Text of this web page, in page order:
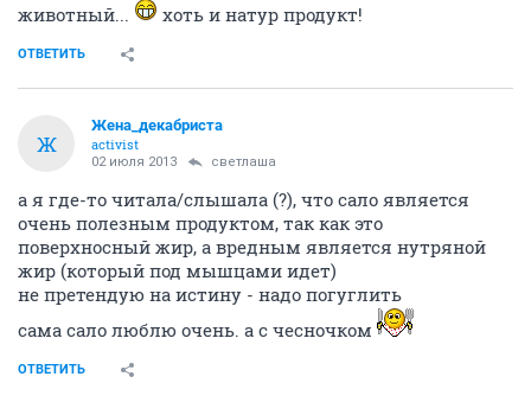
животный...
хоть и натур продукт!
ОТВЕТИТЬ
Ж
Жена_декабриста
activist
02 июля 2013 светлаша
а я где-то читала/слышала (?), что сало является
очень полезным продуктом, так как это
поверхносный жир, а вредным является нутряной
жир (который под мышцами идет)
не претендую на истину - надо погуглить
сама сало люблю очень. а с чесночком
ОТВЕТИТЬ